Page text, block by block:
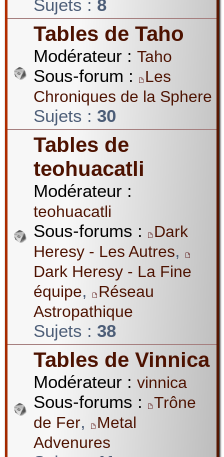
Sujets : 8
Tables de Taho
Modérateur : Taho
Sous-forum :
Les
Chroniques de la Sphere
Sujets : 30
Tables de
teohuacatli
Modérateur :
teohuacatli
Sous-forums :
Dark
Heresy - Les Autres,
Dark Heresy - La Fine
équipe,
Réseau
Astropathique
Sujets : 38
Tables de Vinnica
Modérateur : vinnica
Sous-forums :
Trône
de Fer,
Metal
Advenures